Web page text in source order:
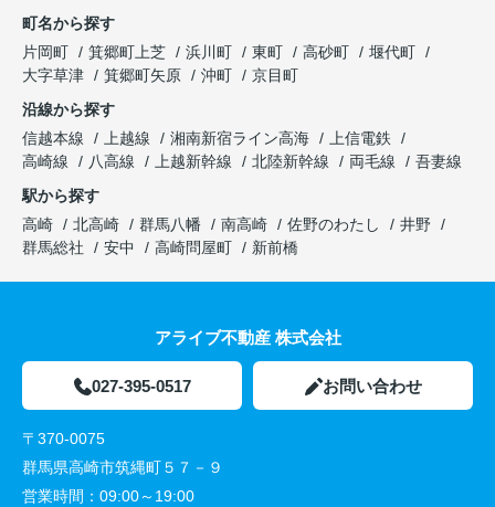
町名から探す
片岡町
箕郷町上芝 浜川町 東町 高砂町
堰代町
大字草津
箕郷町矢原 沖町
京目町
沿線から探す
信越本線
上越線 湘南新宿ライン高海
上信電鉄
高崎線
八高線 上越新幹線 北陸新幹線 両毛線
吾妻線
駅から探す
高崎
北高崎 群馬八幡 南高崎 佐野のわたし
井野
群馬総社
安中 高崎問屋町 新前橋
アライブ不動産 株式会社
027-395-0517 お問い合わせ
〒370-0075
群馬県高崎市筑縄町５７－９
営業時間： 09:00～19:00